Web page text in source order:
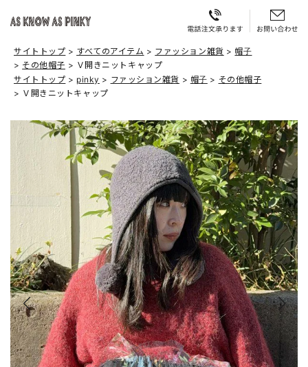
サイトトップ すべてのアイテム ファッション雑貨
帽子
その他帽子
Ｖ開きニットキャップ
サイトトップ
pinky ファッション雑貨 帽子
その他帽子
Ｖ開きニットキャップ